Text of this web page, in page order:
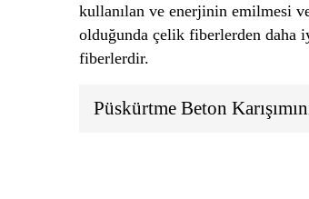
kullanılan ve enerjinin emilmesi
olduğunda çelik fiberlerden daha
fiberlerdir.
Püskürtme Beton